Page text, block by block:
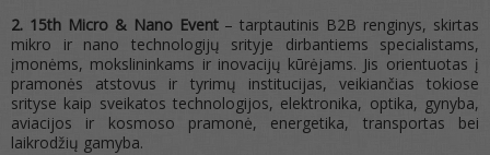
2. 15th Micro & Nano Event– tarptautinis B2B renginys, skirtas
mikro ir nano technologijų srityje dirbantiems specialistams,
įmonėms, mokslininkams ir inovacijų kūrėjams. Jis orientuotas į
pramonės atstovus ir tyrimų institucijas, veikiančias tokiose
srityse kaip sveikatos technologijos, elektronika, optika, gynyba,
aviacijos ir kosmoso pramonė, energetika, transportas bei
laikrodžių gamyba.